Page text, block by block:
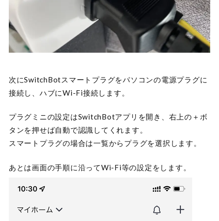
次にSwitchBotスマートプラグをパソコンの電源プラグに
接続し、ハブにWi-Fi接続します。
プラグミニの設定はSwitchBotアプリを開き、右上の＋ボ
タンを押せば自動で認識してくれます。
スマートプラグの場合は一覧からプラグを選択します。
あとは画面の手順に沿ってWi-Fi等の設定をします。